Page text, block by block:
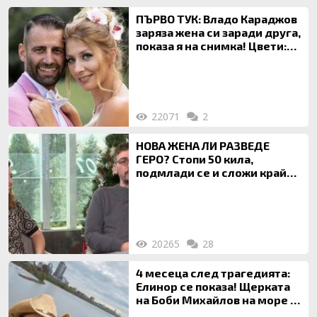
ПЪРВО ТУК: Владо Караджов
заряза жена си заради друга,
показа я на снимка! Цвети:
22071 2
НОВА ЖЕНА ЛИ РАЗВЕДЕ
ГЕРО? Стопи 50 кила,
подмлади се и сложи край
20265 28
4 месеца след трагедията:
Елинор се показа! Щерката
на Боби Михайлов на море с